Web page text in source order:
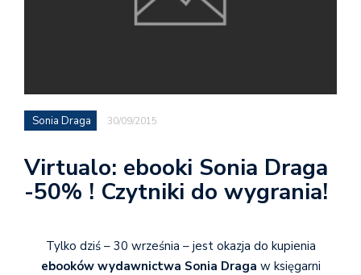
Sonia Draga 30/09/2015
Virtualo: ebooki Sonia Draga
-50% ! Czytniki do wygrania!
Tylko dziś – 30 września – jest okazja do kupienia
ebooków wydawnictwa Sonia Draga w księgarni